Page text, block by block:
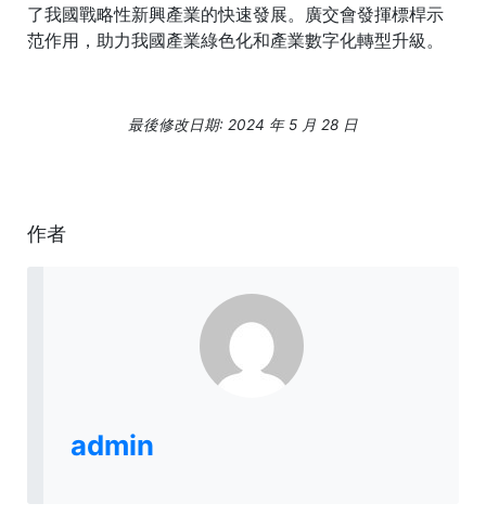
了我國戰略性新興產業的快速發展。廣交會發揮標桿示
范作用，助力我國產業綠色化和產業數字化轉型升級。
最後修改日期: 2024 年 5 月 28 日
作者
admin